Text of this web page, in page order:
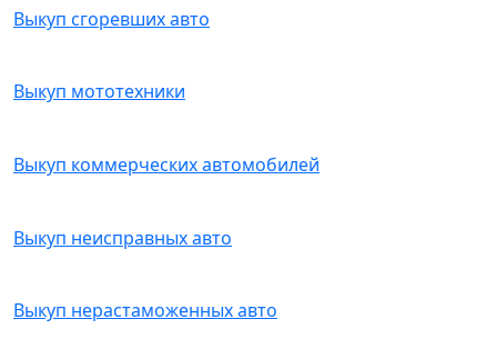
Выкуп сгоревших авто
Выкуп мототехники
Выкуп коммерческих автомобилей
Выкуп неисправных авто
Выкуп нерастаможенных авто